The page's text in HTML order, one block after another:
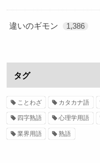
違いのギモン 1,386
タグ
ことわざ カタカナ語
四字熟語 心理学用語
業界用語 熟語